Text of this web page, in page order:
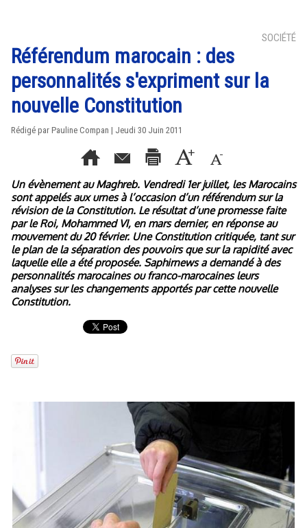
SOCIÉTÉ
Référendum marocain : des
personnalités s'expriment sur la
nouvelle Constitution
Rédigé par Pauline Compan | Jeudi 30 Juin 2011
Un évènement au Maghreb. Vendredi 1er juillet, les Marocains
sont appelés aux urnes à l’occasion d’un référendum sur la
révision de la Constitution. Le résultat d’une promesse faite
par le Roi, Mohammed VI, en mars dernier, en réponse au
mouvement du 20 février. Une Constitution critiquée, tant sur
le plan de la séparation des pouvoirs que sur la rapidité avec
laquelle elle a été proposée. Saphirnews a demandé à des
personnalités marocaines ou franco-marocaines leurs
analyses sur les changements apportés par cette nouvelle
Constitution.